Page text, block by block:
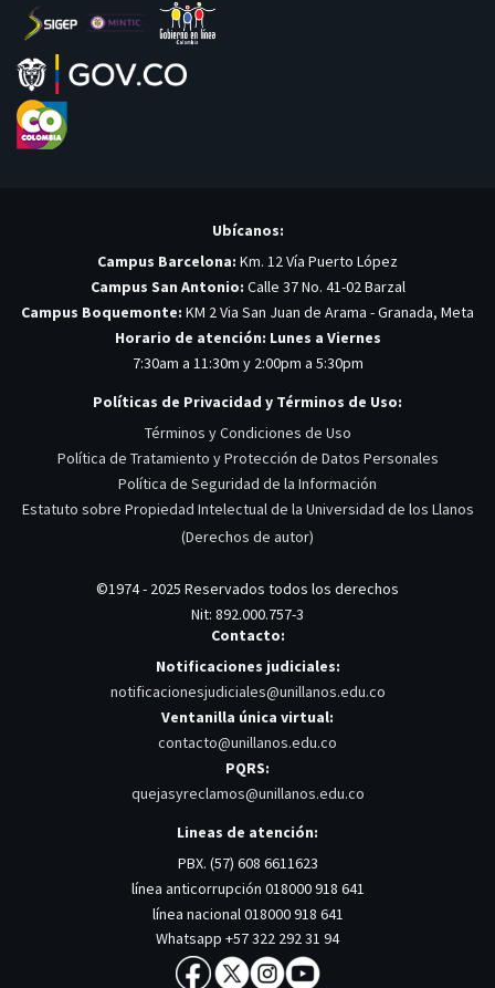
Ubícanos:
Campus Barcelona: Km. 12 Vía Puerto López
Campus San Antonio: Calle 37 No. 41-02 Barzal
Campus Boquemonte: KM 2 Via San Juan de Arama - Granada, Meta
Horario de atención: Lunes a Viernes
7:30am a 11:30m y 2:00pm a 5:30pm
Políticas de Privacidad y Términos de Uso:
Términos y Condiciones de Uso
Política de Tratamiento y Protección de Datos Personales
Política de Seguridad de la Información
Estatuto sobre Propiedad Intelectual de la Universidad de los Llanos
(Derechos de autor)
©1974 - 2025 Reservados todos los derechos
Nit: 892.000.757-3
Contacto:
Notificaciones judiciales:
notificacionesjudiciales@unillanos.edu.co
Ventanilla única virtual:
contacto@unillanos.edu.co
PQRS:
quejasyreclamos@unillanos.edu.co
Lineas de atención:
PBX. (57) 608 6611623
línea anticorrupción 018000 918 641
línea nacional 018000 918 641
Whatsapp +57 322 292 31 94